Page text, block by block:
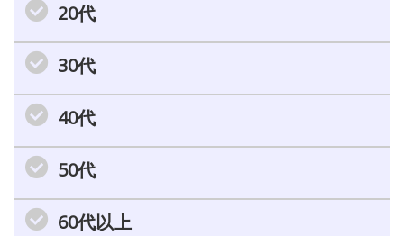
20代
30代
40代
50代
60代以上